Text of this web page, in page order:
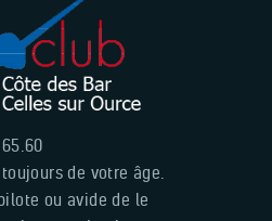
de votre âge.
ou avide de le